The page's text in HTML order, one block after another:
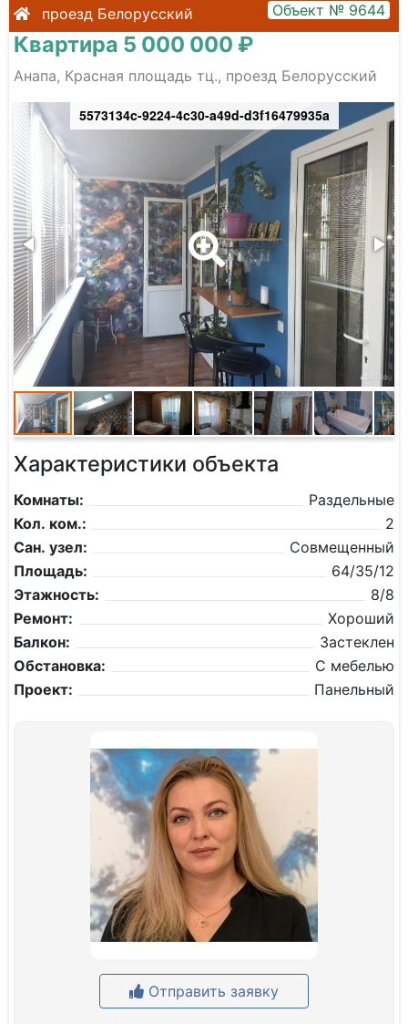
проезд Белорусский Объект № 9644
Квартира 5 000 000 ₽
Анапа, Красная площадь тц., проезд Белорусский
5573134c-9224-4c30-a49d-d3f16479935a
Характеристики объекта
Комнаты:
Раздельные
Кол. ком.:
2
Сан. узел:
Совмещенный
Площадь:
64/35/12
Этажность:
8/8
Ремонт:
Хороший
Балкон:
Застеклен
Обстановка:
С мебелью
Проект:
Панельный
Отправить заявку